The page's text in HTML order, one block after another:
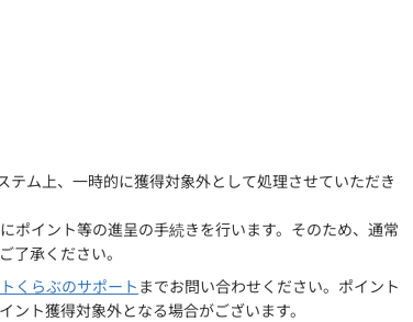
ム上、一時的に獲得対象外として処理させていただき
ポイント等の進呈の手続きを行います。そのため、通常
了承ください。
くらぶのサポート までお問い合わせください。ポイント
ト獲得対象外となる場合がございます。